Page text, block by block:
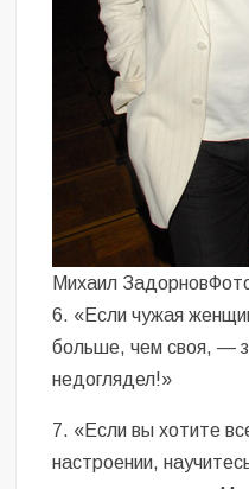
Михаил
6. «Если чужая
больше, чем своя, —
недоглядел!»
7. «Если вы хотите
настроении,